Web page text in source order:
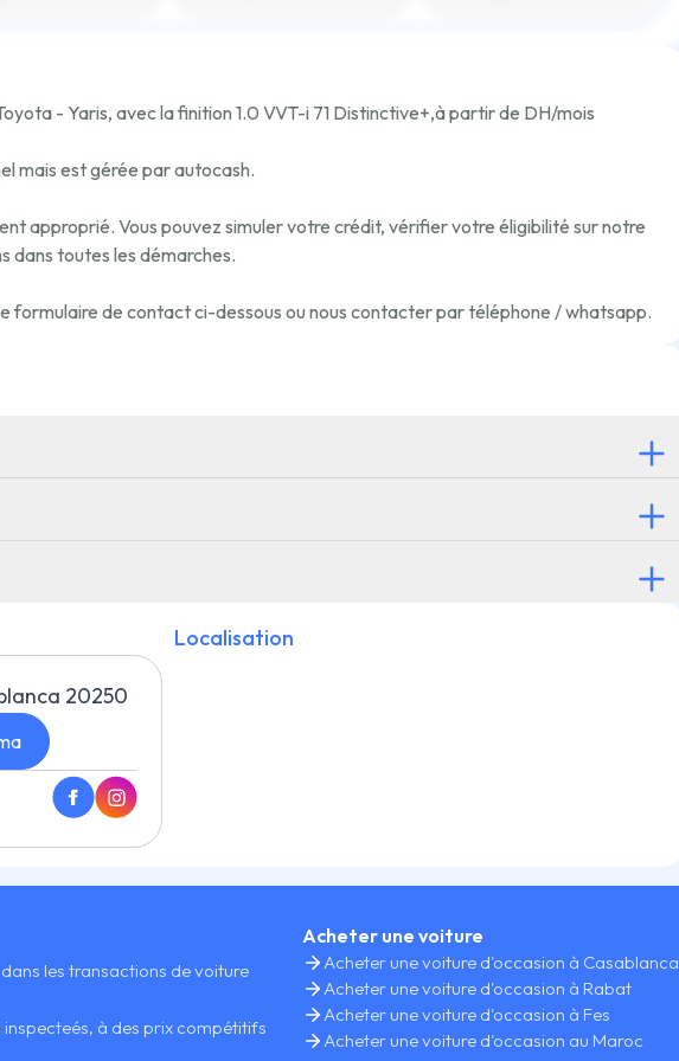
- Yaris, avec la finition 1.0 VVT-i 71 Distinctive+,à partir de DH/mois
mais est gérée par autocash.
approprié. Vous pouvez simuler votre crédit, vérifier votre éligibilité sur notre
dans toutes les démarches.
formulaire de contact ci-dessous ou nous contacter par téléphone / whatsapp.
20250
Localisation
les transactions de voiture
à des prix compétitifs
Acheter une voiture
Acheter une voiture d'occasion à Casablanca
Acheter une voiture d'occasion à Rabat
Acheter une voiture d'occasion à Fes
Acheter une voiture d'occasion au Maroc